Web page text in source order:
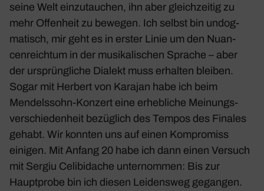
seine Welt einzu­tau­chen, ihn aber gleich­zeitig zu
mehr Offen­heit zu bewegen. Ich selbst bin undog­
ma­tisch, mir geht es in erster Linie um den Nuan­
cen­reichtum in der musi­ka­li­schen Sprache – aber
der ursprüng­liche Dialekt muss erhalten bleiben.
Sogar mit Herbert von Karajan habe ich beim
Mendels­sohn-Konzert eine erheb­liche Meinungs­
ver­schie­den­heit bezüg­lich des Tempos des Finales
gehabt. Wir konnten uns auf einen Kompro­miss
einigen. Mit Anfang 20 habe ich dann einen Versuch
mit Sergiu Celi­bi­dache unter­nommen: Bis zur
Haupt­probe bin ich diesen Leidensweg gegangen.